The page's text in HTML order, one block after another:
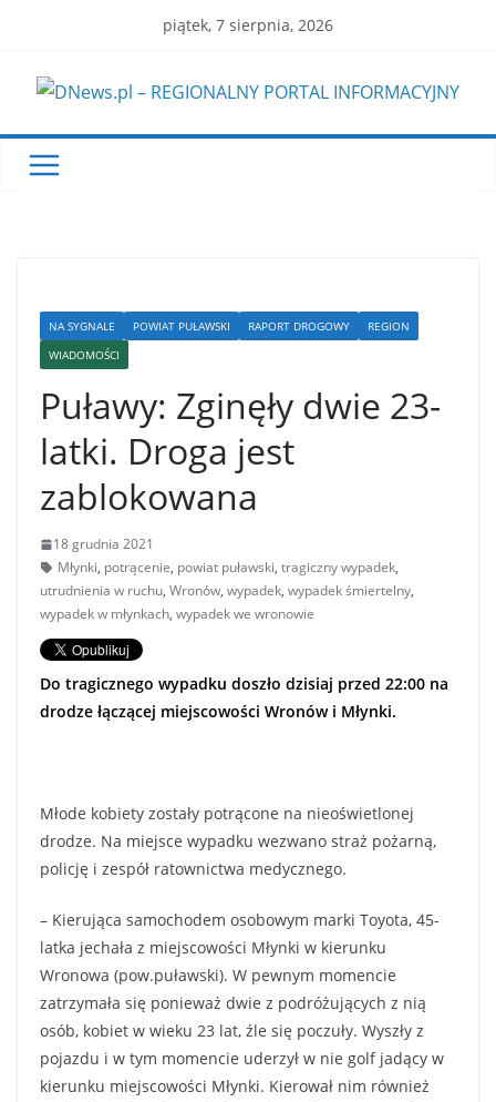
content
piątek, 7 sierpnia, 2026
NA SYGNALE POWIAT PUŁAWSKI RAPORT DROGOWY
REGION
WIADOMOŚCI
Puławy: Zginęły dwie 23-
latki. Droga jest
zablokowana
18 grudnia 2021
Młynki, potrącenie, powiat puławski, tragiczny wypadek,
utrudnienia w ruchu, Wronów, wypadek, wypadek śmiertelny,
wypadek w młynkach, wypadek we wronowie
Do tragicznego wypadku doszło dzisiaj przed 22:00 na
drodze łączącej miejscowości Wronów i Młynki.
Młode kobiety zostały potrącone na nieoświetlonej
drodze. Na miejsce wypadku wezwano straż pożarną,
policję i zespół ratownictwa medycznego.
– Kierująca samochodem osobowym marki Toyota, 45-
latka jechała z miejscowości Młynki w kierunku
Wronowa (pow.puławski). W pewnym momencie
zatrzymała się ponieważ dwie z podróżujących z nią
osób, kobiet w wieku 23 lat, źle się poczuły. Wyszły z
pojazdu i w tym momencie uderzył w nie golf jadący w
kierunku miejscowości Młynki. Kierował nim również